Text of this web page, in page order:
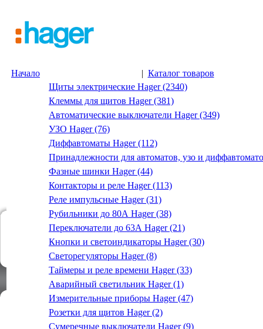
Начало | Каталог товаров
Щиты электрические Hager (2340)
Клеммы для щитов Hager (381)
Автоматические выключатели Hager (349)
УЗО Hager (76)
Диффавтоматы Hager (112)
Принадлежности для автоматов, узо и
Фазные шинки Hager (44)
Контакторы и реле Hager (113)
Реле импульсные Hager (31)
Рубильники до 80А Hager (38)
Переключатели до 63А Hager (21)
Кнопки и светоиндикаторы Hager (30)
Светорегуляторы Hager (8)
Таймеры и реле времени Hager (33)
Аварийный светильник Hager (1)
Измерительные приборы Hager (47)
Розетки для щитов Hager (2)
Сумеречные выключатели Hager (9)